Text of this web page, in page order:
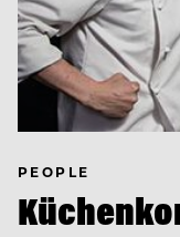
PEOPLE